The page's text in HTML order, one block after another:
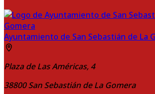
Ayuntamiento de San Sebastián de La
Plaza de Las Américas, 4
38800 San Sebastián de La Gomera